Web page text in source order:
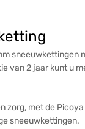
van 2 jaar kunt u
met de
sneeuwkettingen.